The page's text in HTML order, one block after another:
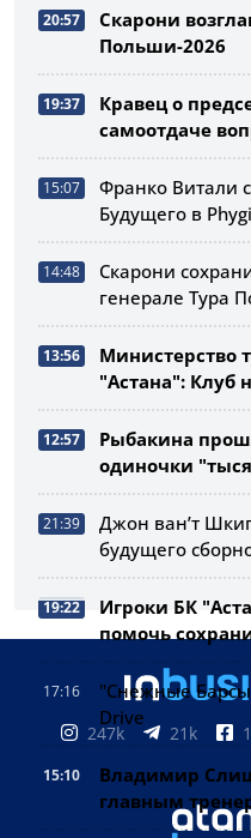
20:57
Скарони
Польши-2026
19:37
Кравец о
самоотдаче
15:07
Франко Витали
Будущего в
14:48
Скарони
генерале Тура
13:56
Министерство
"Астана": Клуб
12:57
Рыбакина
одиночки
21:39
Джон ван’т
будущего
19:22
Игроки БК
помочь
17:16
"Снежные
Drive
15:10
Владимир
главным
247k 21k